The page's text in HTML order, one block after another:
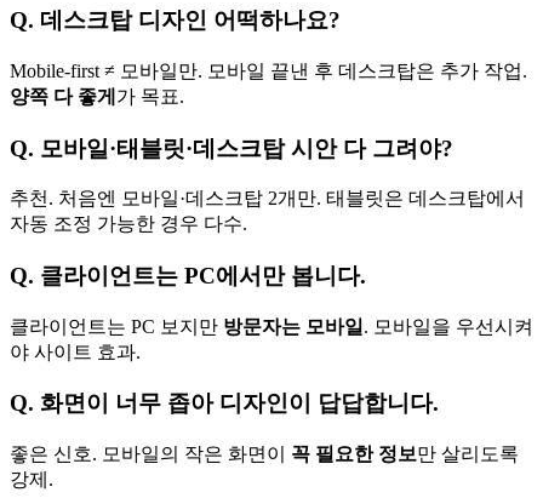
Q. 데스크탑 디자인 어떡하나요?
Mobile-first ≠ 모바일만. 모바일 끝낸 후 데스크탑은 추가 작업.
양쪽 다 좋게 가 목표.
Q. 모바일·태블릿·데스크탑 시안 다 그려야?
추천. 처음엔 모바일·데스크탑 2개만. 태블릿은 데스크탑에서
자동 조정 가능한 경우 다수.
Q. 클라이언트는 PC에서만 봅니다.
클라이언트는 PC 보지만 방문자는 모바일 . 모바일을 우선시켜
야 사이트 효과.
Q. 화면이 너무 좁아 디자인이 답답합니다.
좋은 신호. 모바일의 작은 화면이 꼭 필요한 정보만 살리도록
강제.